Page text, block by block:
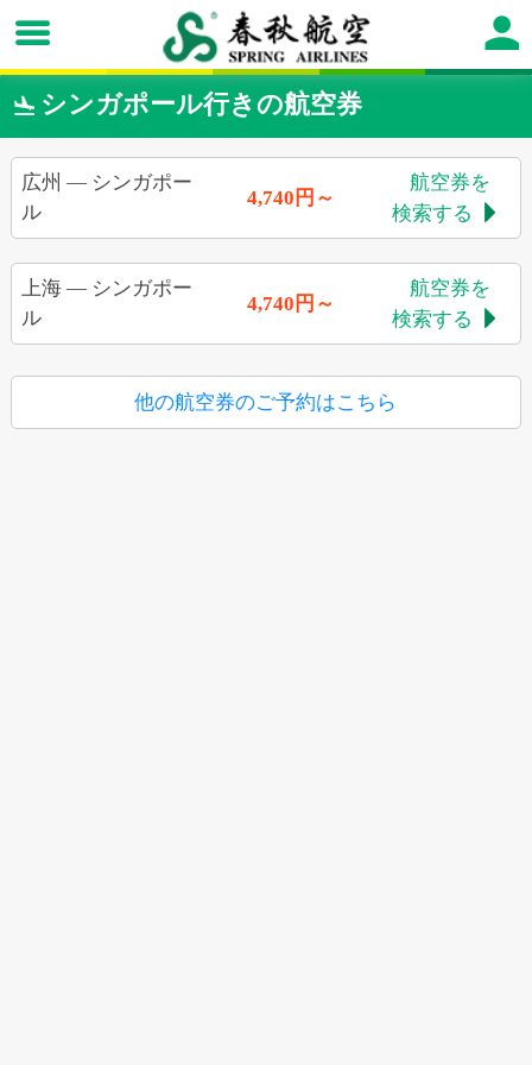
 シンガポール行きの航空券
広州 — シンガポー
ル
4,740円～
航空券を
検索する

上海— シンガポー
ル
4,740円～
航空券を
検索する

他の航空券のご予約はこちら